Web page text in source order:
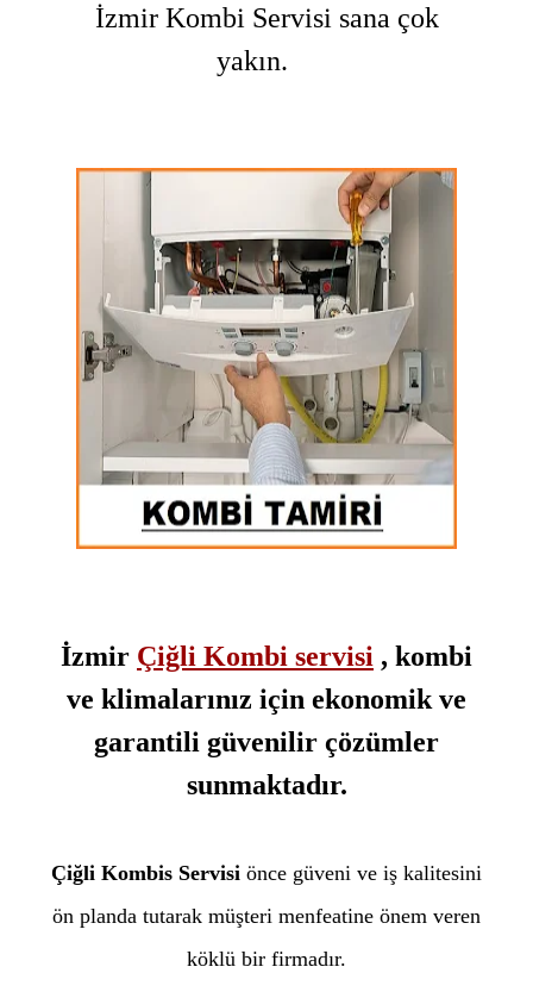
İzmir Kombi Servisi sana çok
yakın.
İzmir Çiğli Kombi servisi , kombi
ve klimalarınız için ekonomik ve
garantili güvenilir çözümler
sunmaktadır.
Çiğli Kombis Servisi önce güveni ve iş kalitesini
ön planda tutarak müşteri menfeatine önem veren
köklü bir firmadır.